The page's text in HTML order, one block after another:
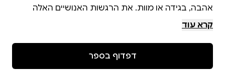
אהבה, בגידה או מוות. את הרגשות האנושיים האלה
המפעימים מעביר לנו ג'וזף קונרד דרך עדשות
קרא עוד
דפדוף בספר